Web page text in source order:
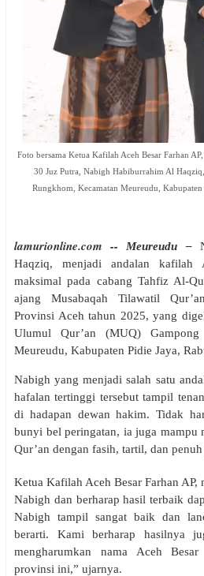
Foto bersama Ketua Kafilah Aceh Besar Farhan
30 Juz Putra, Nabigh Habiburrahim Al
Rungkhom, Kecamatan Meureudu,
lamurionline.com --Meureudu –
Haqziq, menjadi andalan kafilah
maksimal pada cabang Tahfiz Al-
ajang Musabaqah Tilawatil
Provinsi Aceh tahun 2025, yang
Ulumul Qur’an (MUQ) Gampong
Meureudu, Kabupaten Pidie Jaya,
Nabigh yang menjadi salah satu
hafalan tertinggi tersebut tampil
di hadapan dewan hakim. Tidak
bunyi bel peringatan, ia juga mampu
Qur’an dengan fasih, tartil, dan
Ketua Kafilah Aceh Besar Farhan AP,
Nabigh dan berharap hasil terbaik
Nabigh tampil sangat baik dan
berarti. Kami berharap hasilnya
mengharumkan nama Aceh
provinsi ini,” ujarnya.